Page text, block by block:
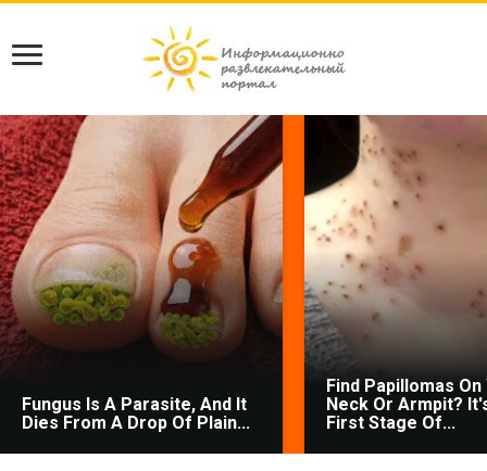
Fungus Is A Parasite, And It
Dies From A Drop Of Plain...
Find Papillomas On
Neck Or Armpit?
First Stage Of...